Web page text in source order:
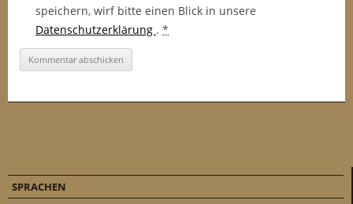
speichern, wirf bitte einen Blick in unsere
Datenschutzerklärung . *
SPRACHEN